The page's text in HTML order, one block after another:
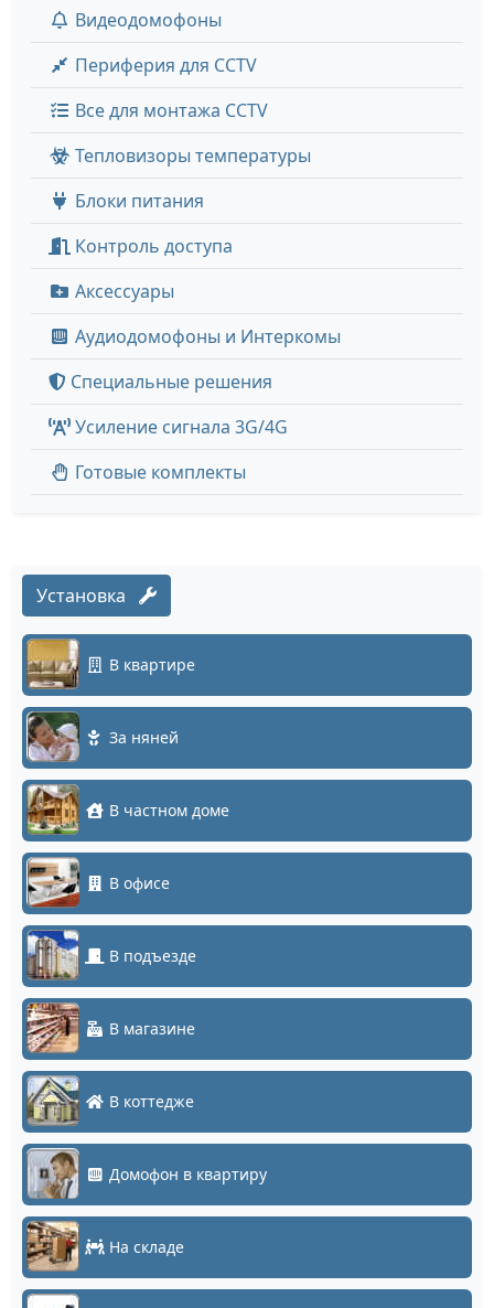
Видеодомофоны
Периферия для CCTV
Все для монтажа CCTV
Тепловизоры температуры
Блоки питания
Контроль доступа
Аксессуары
Аудиодомофоны и Интеркомы
Специальные решения
Усиление сигнала 3G/4G
Готовые комплекты
Установка
В квартире
За няней
В частном доме
В офисе
В подъезде
В магазине
В коттедже
Домофон в квартиру
На складе